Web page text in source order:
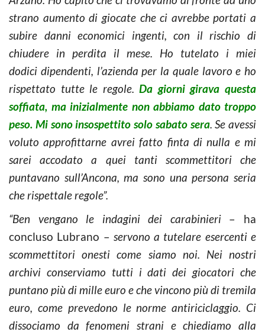
strano aumento di giocate che ci avrebbe portati a
subire danni economici ingenti, con il rischio di
chiudere in perdita il mese. Ho tutelato i miei
dodici dipendenti, l’azienda per la quale lavoro e ho
rispettato tutte le regole.Da giorni girava questa
soffiata, ma inizialmente non abbiamo dato troppo
peso. Mi sono insospettito solo sabato sera. Se avessi
voluto approfittarne avrei fatto finta di nulla e mi
sarei accodato a quei tanti scommettitori che
puntavano sull’Ancona, ma sono una persona seria
che rispettale regole”.
“Ben vengano le indagini dei carabinieri– ha
concluso Lubrano – servono a tutelare esercenti e
scommettitori onesti come siamo noi. Nei nostri
archivi conserviamo tutti i dati dei giocatori che
puntano più di mille euro e che vincono più di tremila
euro, come prevedono le norme antiriciclaggio. Ci
dissociamo da fenomeni strani e chiediamo alla